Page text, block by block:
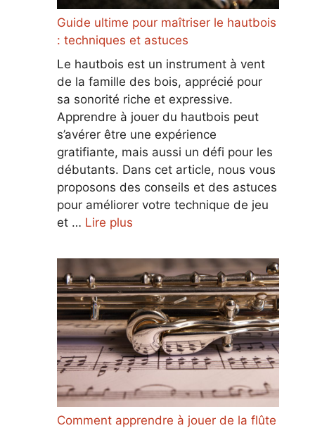
Guide ultime pour maîtriser le hautbois
: techniques et astuces
Le hautbois est un instrument à vent
de la famille des bois, apprécié pour
sa sonorité riche et expressive.
Apprendre à jouer du hautbois peut
s’avérer être une expérience
gratifiante, mais aussi un défi pour les
débutants. Dans cet article, nous vous
proposons des conseils et des astuces
pour améliorer votre technique de jeu
et … Lire plus
Comment apprendre à jouer de la flûte